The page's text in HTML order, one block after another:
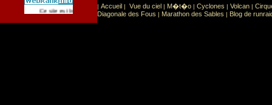
Ce site est list� dans la cat�gorie Sport Sports extr�mes
| Accueil | Vue du ciel | M�t�o | Cyclones | Volcan |
Diagonale des Fous | Marathon des Sables | Blog de